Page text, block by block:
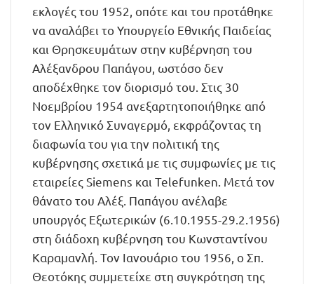
εκλογές του 1952, οπότε και του προτάθηκε
να αναλάβει το Υπουργείο Εθνικής Παιδείας
και Θρησκευμάτων στην κυβέρνηση του
Αλέξανδρου Παπάγου, ωστόσο δεν
αποδέχθηκε τον διορισμό του. Στις 30
Νοεμβρίου 1954 ανεξαρτητοποιήθηκε από
τον Ελληνικό Συναγερμό, εκφράζοντας τη
διαφωνία του για την πολιτική της
κυβέρνησης σχετικά με τις συμφωνίες με τις
εταιρείες Siemens και Telefunken. Μετά τον
θάνατο του Αλέξ. Παπάγου ανέλαβε
υπουργός Εξωτερικών (6.10.1955-29.2.1956)
στη διάδοχη κυβέρνηση του Κωνσταντίνου
Καραμανλή. Τον Ιανουάριο του 1956, ο Σπ.
Θεοτόκης συμμετείχε στη συγκρότηση της